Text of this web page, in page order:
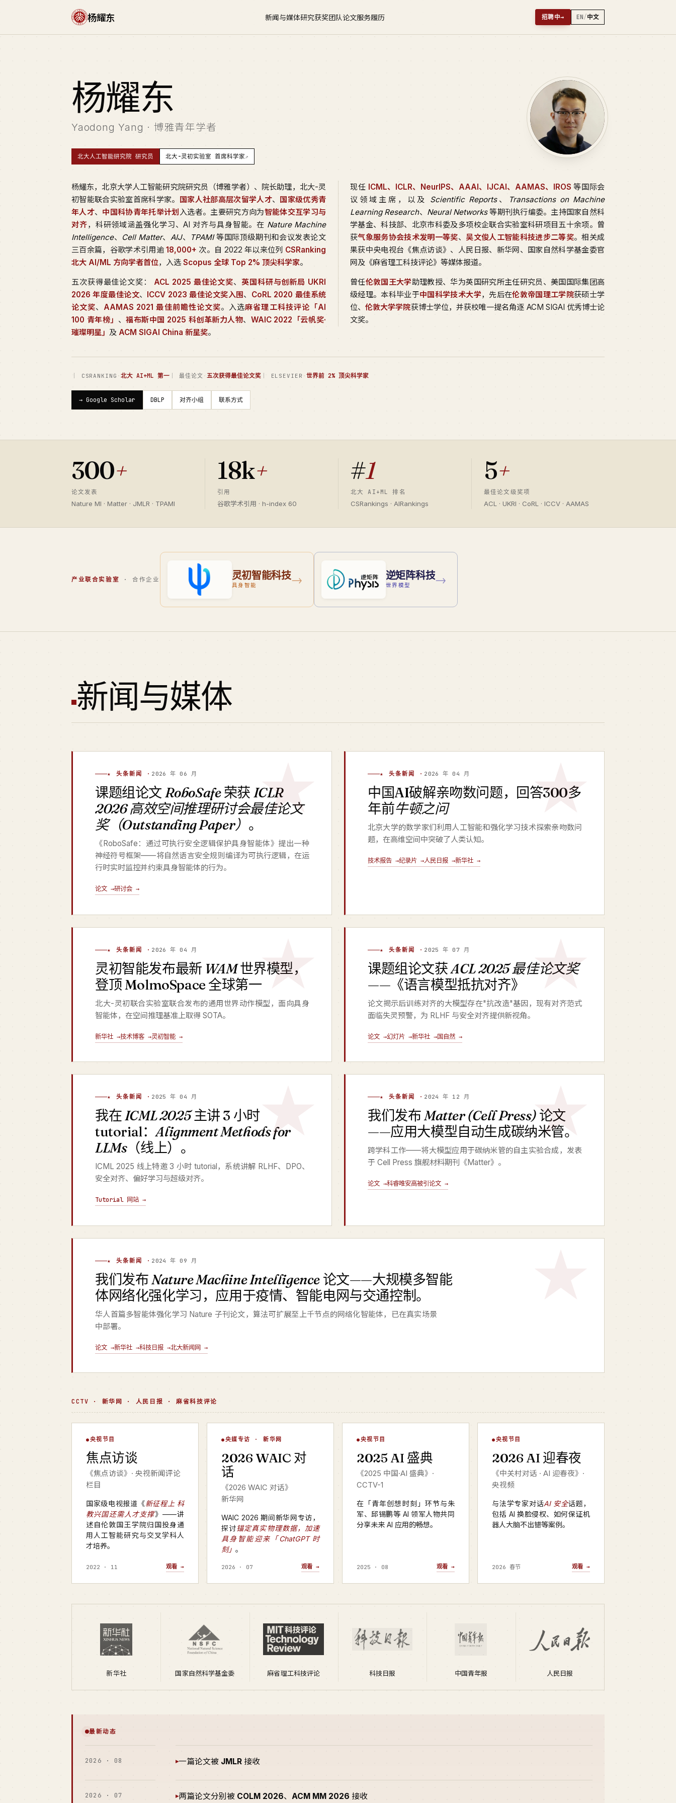
杨耀东 新闻与媒体研究获奖团队论文服务履历 招聘中→ EN/中文
杨耀东
Yaodong Yang · 博雅青年学者
北大人工智能研究院 研究员 北大-灵初实验室 首席科学家↗
杨耀东，北京大学人工智能研究院研究员（博雅学者）、院长助理，北大-灵
初智能联合实验室首席科学家。 国家人社部高层次留学人才、 国家级优秀青
年人才、 中国科协青年托举计划入选者。主要研究方向为智能体交互学习与
对齐，科研领域涵盖强化学习、AI 对齐与具身智能。在 Nature Machine
Intelligence、 Cell Matter、AIJ、 TPAMI等国际顶级期刊和会议发表论文
三百余篇，谷歌学术引用逾18,000+ 次。自 2022 年以来位列 CSRanking
北大 AI/ML 方向学者首位，入选 Scopus 全球 Top 2% 顶尖科学家。
五次获得最佳论文奖： ACL 2025 最佳论文奖、 英国科研与创新局 UKRI
2026 年度最佳论文、 ICCV 2023 最佳论文奖入围、 CoRL 2020 最佳系统
论文奖、 AAMAS 2021 最佳前瞻性论文奖。入选麻省理工科技评论「AI
100 青年榜」 、福布斯中国 2025 科创革新力人物、 WAIC 2022「云帆奖·
璀璨明星」 及 ACM SIGAI China 新星奖。
现任 ICML、ICLR、NeurIPS、AAAI、IJCAI、AAMAS、IROS 等国际会
议领域主席，以及 Scientific Reports、
Transactions on Machine
Learning Research、 Neural Networks等期刊执行编委。主持国家自然科
学基金、科技部、北京市科委及多项校企联合实验室科研项目五十余项。曾
获气象服务协会技术发明一等奖、 吴文俊人工智能科技进步二等奖。相关成
果获中央电视台《焦点访谈》、人民日报、新华网、国家自然科学基金委官
网及《麻省理工科技评论》等媒体报道。
曾任伦敦国王大学助理教授、华为英国研究所主任研究员、美国国际集团高
级经理。本科毕业于中国科学技术大学，先后在伦敦帝国理工学院获硕士学
位、伦敦大学学院获博士学位，并获校唯一提名角逐 ACM SIGAI 优秀博士论
文奖。
｜ CSRANKING · 北大 AI+ML 第一｜ 最佳论文 · 五次获得最佳论文奖｜ ELSEVIER · 世界前 2% 顶尖科学家
→ Google Scholar DBLP 对齐小组 联系方式
300+
论文发表
Nature MI · Matter · JMLR · TPAMI
18k+
引用
谷歌学术引用 · h-index 60
#1
北大 AI+ML 排名
CSRankings · AIRankings
5+
最佳论文级奖项
ACL · UKRI · CoRL · ICCV · AAMAS
产业联合实验室 · 合作企业 灵初智能科技
具身智能 → 逆矩阵科技
世界模型 →
新闻与媒体
★ 头条新闻 · 2026 年 06 月
课题组论文 RoboSafe荣获 ICLR
2026 高效空间推理研讨会最佳论文
奖（Outstanding Paper） 。
《RoboSafe：通过可执行安全逻辑保护具身智能体》提出一种
神经符号框架——将自然语言安全规则编译为可执行逻辑，在运
行时实时监控并约束具身智能体的行为。
论文 →研讨会 →
★ 头条新闻 · 2026 年 04 月
中国AI破解亲吻数问题，回答300多
年前牛顿之问
北京大学的数学家们利用人工智能和强化学习技术探索亲吻数问
题，在高维空间中突破了人类认知。
技术报告 →纪录片 →人民日报 →新华社 →
★ 头条新闻 · 2026 年 04 月
灵初智能发布最新 WAM世界模型，
登顶 MolmoSpace 全球第一
北大-灵初联合实验室联合发布的通用世界动作模型，面向具身
智能体，在空间推理基准上取得 SOTA。
新华社 →技术博客 →灵初智能 →
★ 头条新闻 · 2025 年 07 月
课题组论文获ACL 2025 最佳论文奖
——《语言模型抵抗对齐》
论文揭示后训练对齐的大模型存在"抗改造"基因，现有对齐范式
面临失灵预警，为 RLHF 与安全对齐提供新视角。
论文 →幻灯片 →新华社 →国自然 →
★ 头条新闻 · 2025 年 04 月
我在ICML 2025主讲 3 小时
tutorial：Alignment Methods for
LLMs（线上）。
ICML 2025 线上特邀 3 小时 tutorial，系统讲解 RLHF、DPO、
安全对齐、偏好学习与超级对齐。
Tutorial 网站 →
★ 头条新闻 · 2024 年 12 月
我们发布Matter (Cell Press) 论文
——应用大模型自动生成碳纳米管。
跨学科工作——将大模型应用于碳纳米管的自主实验合成，发表
于 Cell Press 旗舰材料期刊《Matter》。
论文 →科睿唯安高被引论文 →
★ 头条新闻 · 2024 年 09 月
我们发布Nature Machine Intelligence论文——大规模多智能
体网络化强化学习，应用于疫情、智能电网与交通控制。
华人首篇多智能体强化学习 Nature 子刊论文，算法可扩展至上千节点的网络化智能体，已在真实场景
中部署。
论文 →新华社 →科技日报 →北大新闻网 →
CCTV · 新华网 · 人民日报 · 麻省科技评论
焦点访谈
央视 · 焦点访谈
央视节目
焦点访谈
《焦点访谈》· 央视新闻评论
栏目
国家级电视报道《新征程上 科
教兴国还需人才支撑》——讲
述自伦敦国王学院归国投身通
用人工智能研究与交叉学科人
才培养。
2022 · 11 观看 →
WAIC 对话
新华网 · 2026
▶
央媒专访 · 新华网
2026 WAIC 对
话
《2026 WAIC 对话》
新华网
WAIC 2026 期间新华网专访，
探讨锚定真实物理数据，加速
具身智能迎来「ChatGPT 时
刻」 。
2026 · 07 观看 →
AI 盛典
CCTV-1 · 2025 年度
央视节目
2025 AI 盛典
《2025 中国·AI 盛典》·
CCTV-1
在「青年创想时刻」环节与朱
军、邱锡鹏等 AI 领军人物共同
分享未来 AI 应用的畅想。
2025 · 08 观看 →
AI 迎春夜
央视频 · 2026
央视节目
2026 AI 迎春夜
《中关村对话 · AI 迎春夜》·
央视频
与法学专家对话AI 安全话题，
包括 AI 换脸侵权、如何保证机
器人大脑不出错等案例。
2026 春节 观看 →
新华社 国家自然科学基金委 麻省理工科技评论 科技日报 中国青年报 人民日报
最新动态
2026 · 08 ▸一篇论文被 JMLR 接收
2026 · 07 ▸两篇论文分别被 COLM 2026、 ACM MM 2026 接收